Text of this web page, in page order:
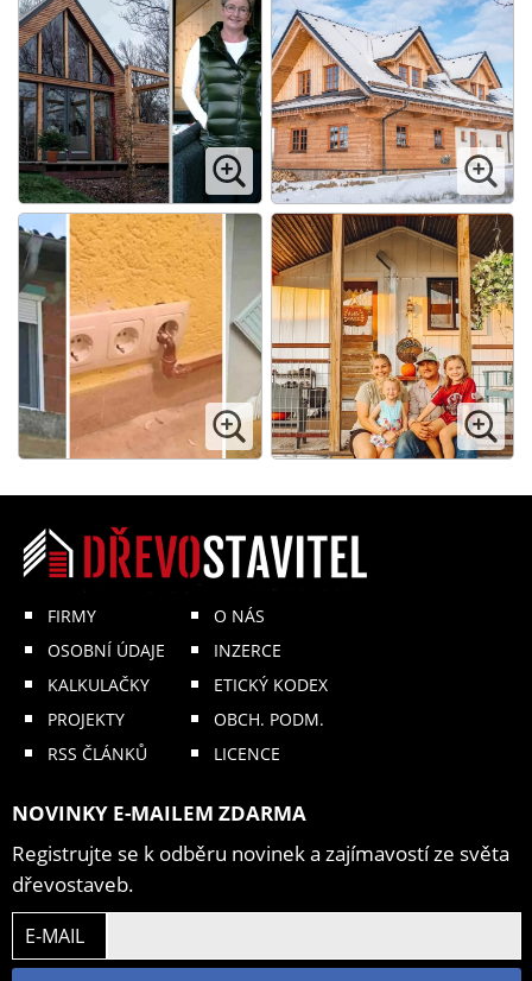
FIRMY
OSOBNÍ ÚDAJE
KALKULAČKY
PROJEKTY
RSS ČLÁNKŮ
O NÁS
INZERCE
ETICKÝ KODEX
OBCH. PODM.
LICENCE
NOVINKY E-MAILEM ZDARMA
Registrujte se k odběru novinek a zajímavostí ze světa
dřevostaveb.
E-MAIL